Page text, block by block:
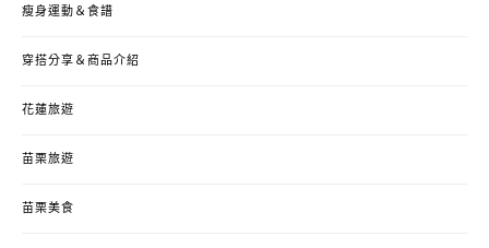
瘦身運動＆食譜
穿搭分享＆商品介紹
花蓮旅遊
苗栗旅遊
苗栗美食